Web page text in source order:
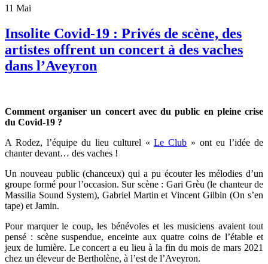
11 Mai
Insolite Covid-19 : Privés de scène, des
artistes offrent un concert à des vaches
dans l’Aveyron
Comment organiser un concert avec du public en pleine crise
du Covid-19 ?
A Rodez, l’équipe du lieu culturel «Le Club » ont eu l’idée de
chanter devant… des vaches !
Un nouveau public (chanceux) qui a pu écouter les mélodies d’un
groupe formé pour l’occasion. Sur scène : Gari Grèu (le chanteur de
Massilia Sound System), Gabriel Martin et Vincent Gilbin (On s’en
tape) et Jamin.
Pour marquer le coup, les bénévoles et les musiciens avaient tout
pensé : scène suspendue, enceinte aux quatre coins de l’étable et
jeux de lumière. Le concert a eu lieu à la fin du mois de mars 2021
chez un éleveur de Bertholène, à l’est de l’Aveyron.